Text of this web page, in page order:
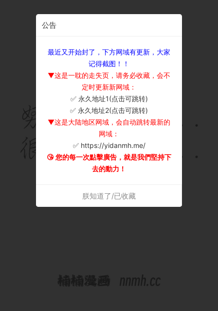
公告
最近又开始封了，下方网域有更新，大家
记得截图！！
▼这是一耽的走失页，请务必收藏，会不
定时更新新网域：
✅ 永久地址1(点击可跳转)
✅ 永久地址2(点击可跳转)
▼这是大陆地区网域，会自动跳转最新的
网域：
✅ https://yidanmh.me/
😘 您的每一次點擊廣告，就是我們堅持下
去的動力！
朕知道了/已收藏